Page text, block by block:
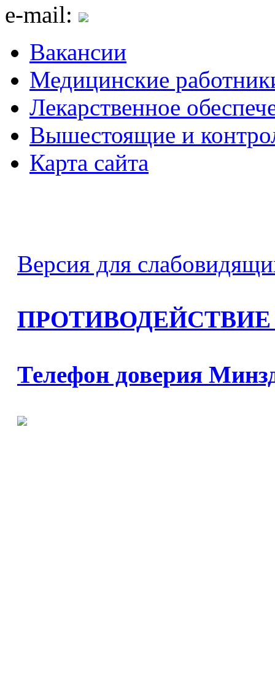
e-mail:
Вакансии
Медицинские
Лекарственное
Вышестоящие и
Карта сайта
Версия для
Телефон доверия